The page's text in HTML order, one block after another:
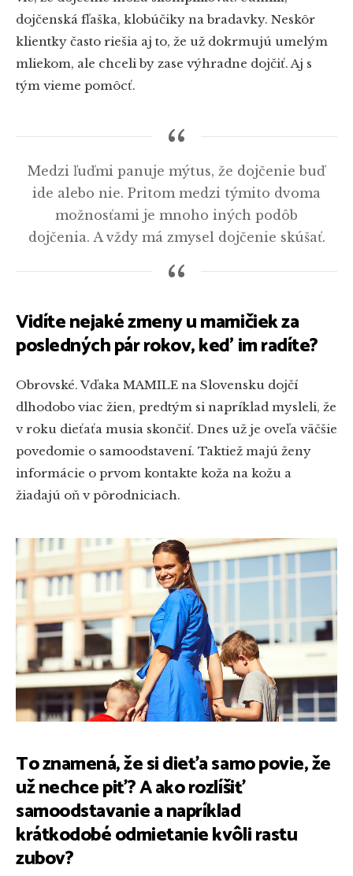
dojčenská fľaška, klobúčiky na bradavky. Neskôr
klientky často riešia aj to, že už dokrmujú umelým
mliekom, ale chceli by zase výhradne dojčiť. Aj s
tým vieme pomôcť.
Medzi ľuďmi panuje mýtus, že dojčenie buď
ide alebo nie. Pritom medzi týmito dvoma
možnosťami je mnoho iných podôb
dojčenia. A vždy má zmysel dojčenie skúšať.
Vidíte nejaké zmeny u mamičiek za
posledných pár rokov, keď im radíte?
Obrovské. Vďaka MAMILE na Slovensku dojčí
dlhodobo viac žien, predtým si napríklad mysleli, že
v roku dieťaťa musia skončiť. Dnes už je oveľa väčšie
povedomie o samoodstavení. Taktiež majú ženy
informácie o prvom kontakte koža na kožu a
žiadajú oň v pôrodniciach.
To znamená, že si dieťa samo povie, že
už nechce piť? A ako rozlíšiť
samoodstavanie a napríklad
krátkodobé odmietanie kvôli rastu
zubov?